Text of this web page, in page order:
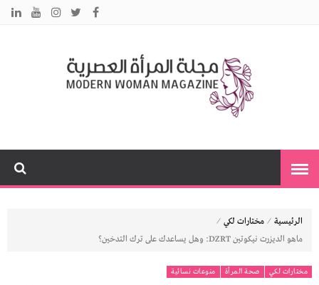
الرئيسية ⁄ مختارات لكي ⁄
ماهو الديزرت نيكوتين DZRT: وهل يساعدك على ترك التدخين؟
مختارات لكي صحة المرأة منوعات نسائية